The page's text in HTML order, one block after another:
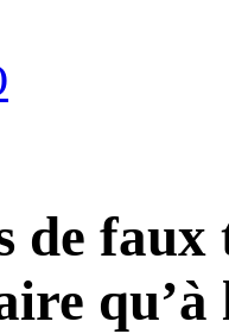
de faux
qu’à